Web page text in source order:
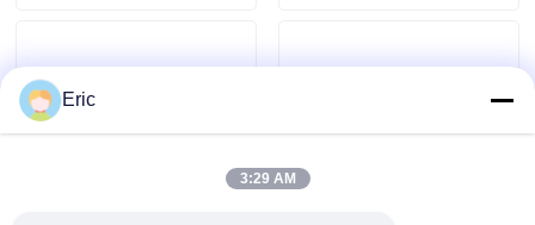
Company News
mariene deuren
Eric
3:29 AM